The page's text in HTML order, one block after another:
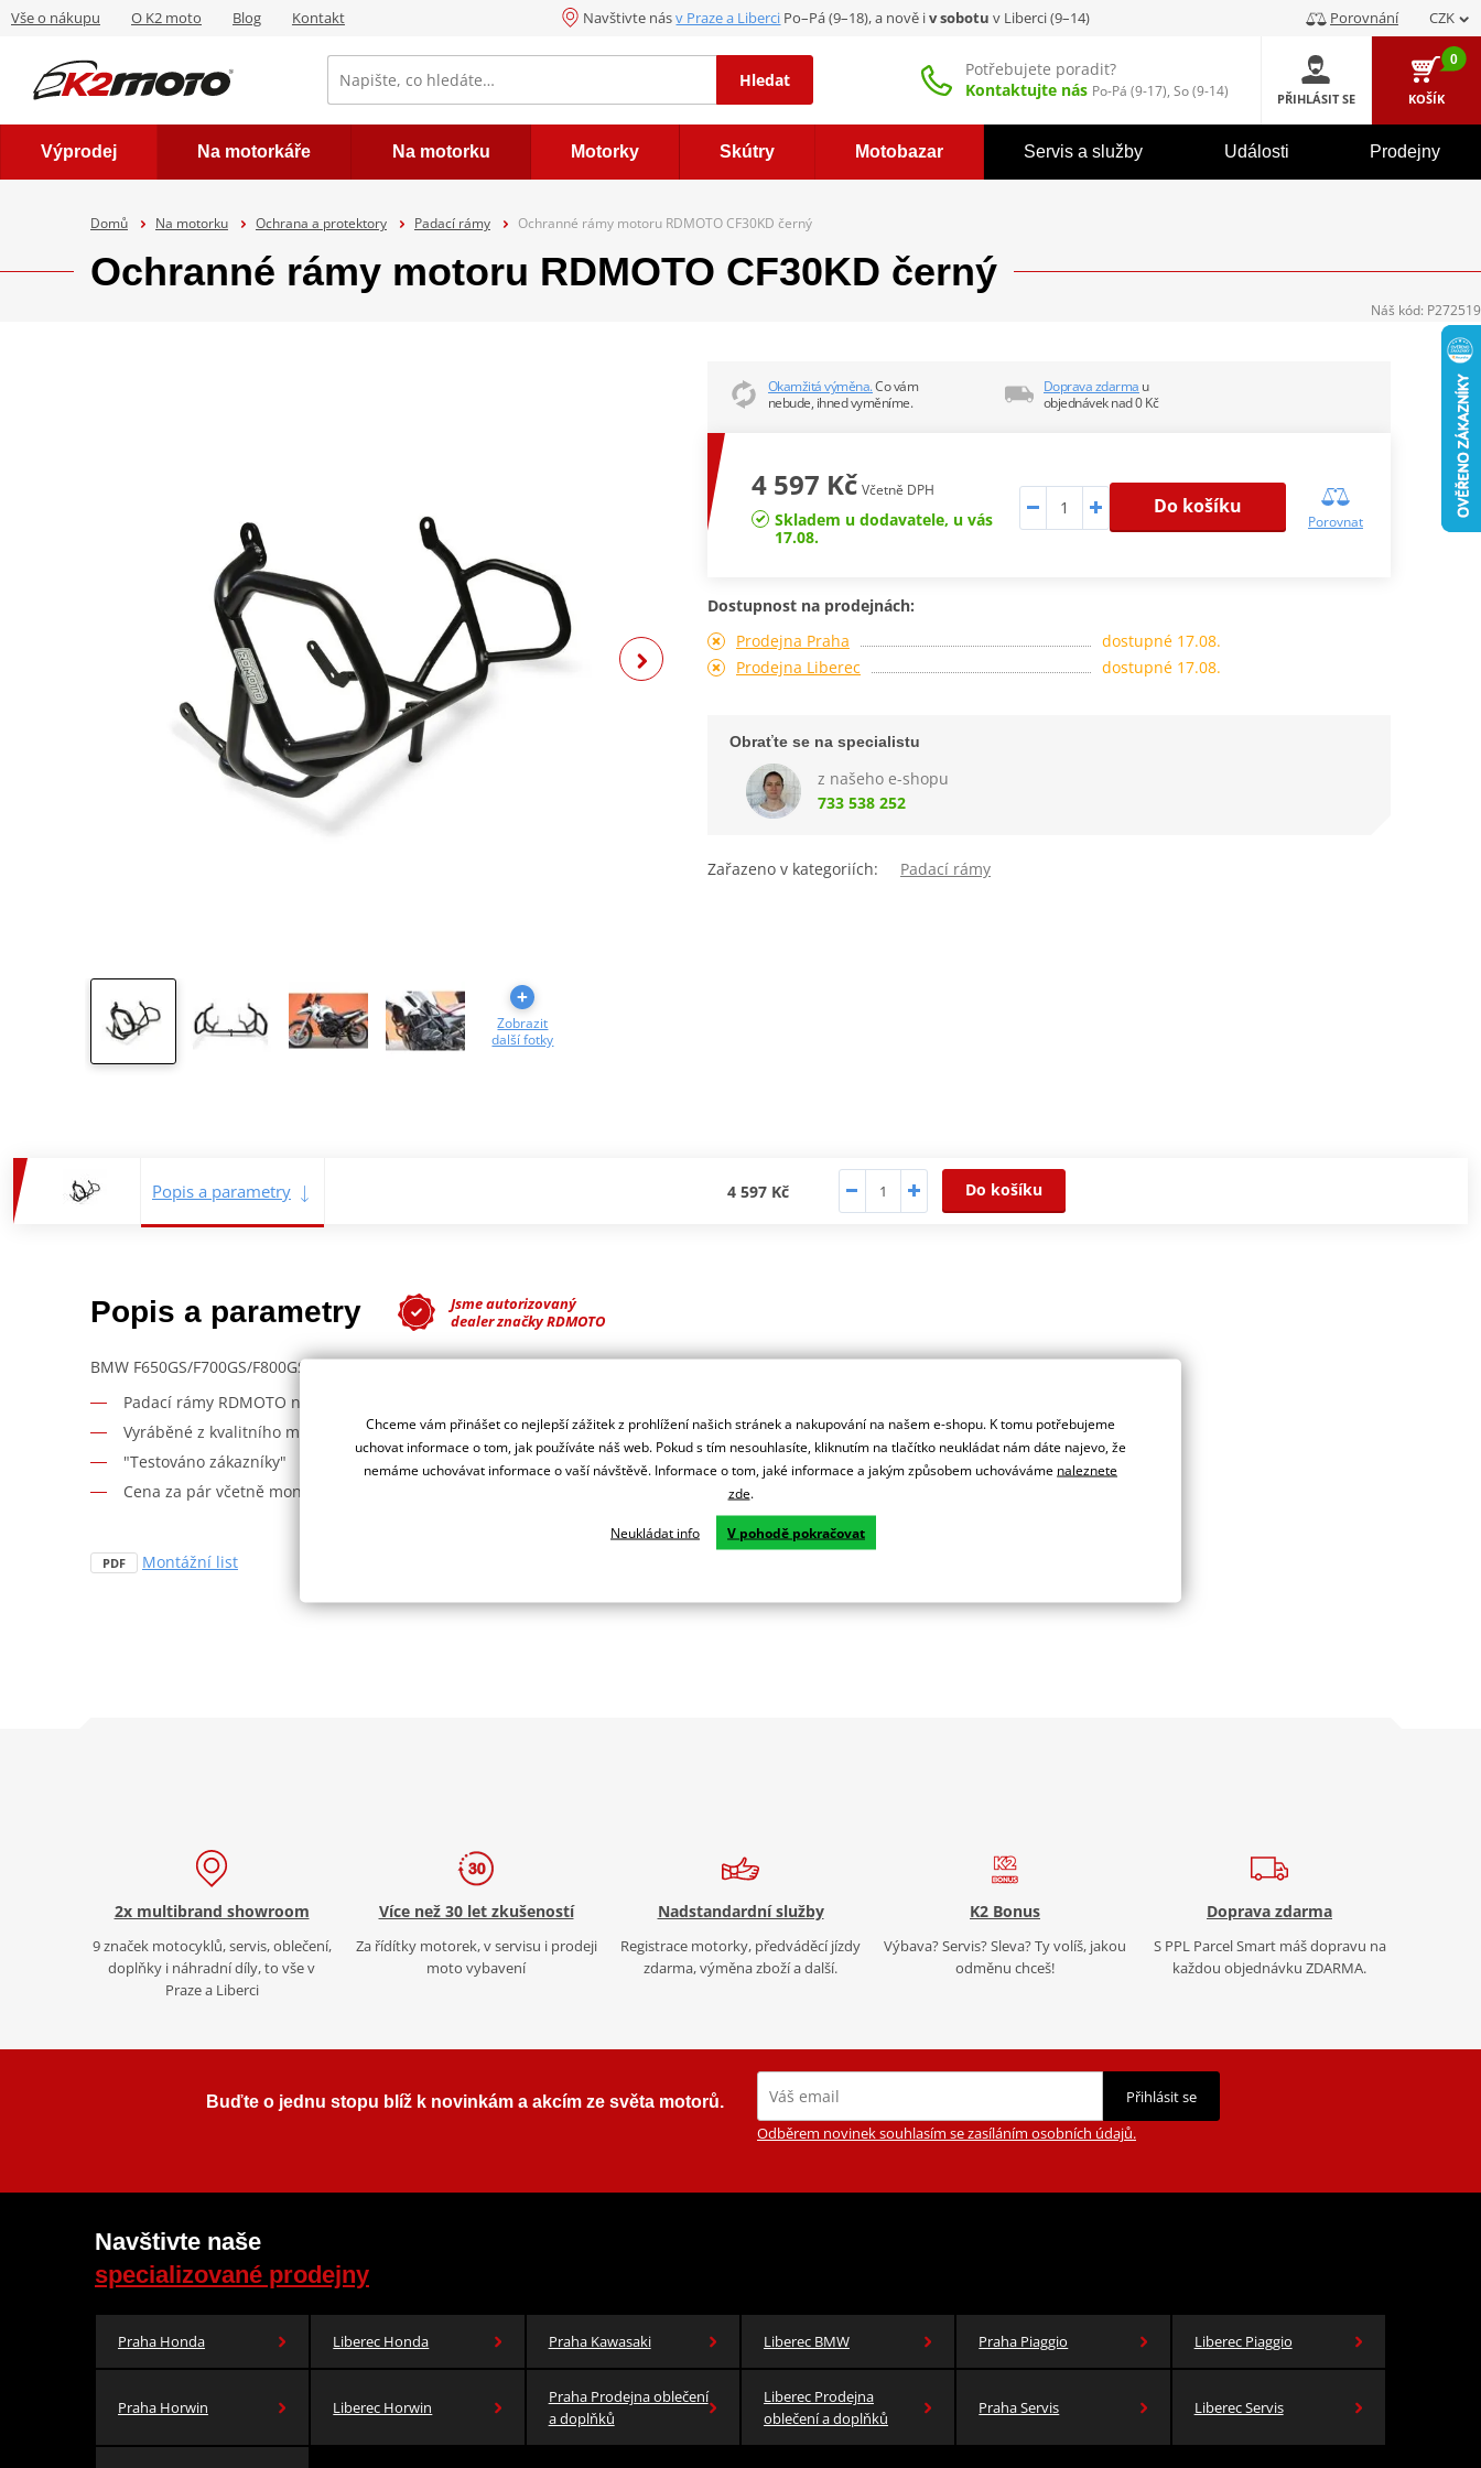
Vše o nákupu O K2 moto Blog Kontakt Navštivte násv Praze a Liberci Po–Pá (9–18), a nově iv sobotu v Liberci (9–14) Porovnání CZK
Hledat
Potřebujete poradit?
Kontaktujte nás Po-Pá (9-17), So (9-14) PŘIHLÁSIT SE
0
KOŠÍK
Výprodej Na motorkáře Na motorku Motorky Skútry Motobazar Servis a služby Události Prodejny
Domů Na motorku Ochrana a protektory Padací rámy Ochranné rámy motoru RDMOTO CF30KD černý
Ochranné rámy motoru RDMOTO CF30KD černý
Zobrazit
další fotky
Okamžitá výměna.Co vám
nebude, ihned vyměníme.
Doprava zdarma u
objednávek nad 0 Kč
4 597 Kč Včetně DPH
Skladem u dodavatele, u vás
17.08.
Do košíku
Porovnat
Dostupnost na prodejnách:
Prodejna Praha
dostupné 17.08.
Prodejna Liberec
dostupné 17.08.
Obraťte se na specialistu
z našeho e-shopu
733 538 252
Zařazeno v kategoriích: Padací rámy
Popis a parametry 4 597 Kč Do košíku
Popis a parametry
Jsme autorizovaný
dealer značky RDMOTO
BMW F650GS/F700GS/F800GS (07-11)
Padací rámy RDMOTO nabízí maximální ochranu Vašeho motocyklu.
Vyráběné z kvalitního materiálu.
"Testováno zákazníky"
Cena za pár včetně montážní sady.
PDF Montážní list
Náš kód: P272519
2x multibrand showroom
9 značek motocyklů, servis, oblečení,
doplňky i náhradní díly, to vše v
Praze a Liberci
Více než 30 let zkušeností
Za řídítky motorek, v servisu i prodeji
moto vybavení
Nadstandardní služby
Registrace motorky, předváděcí jízdy
zdarma, výměna zboží a další.
K2 Bonus
Výbava? Servis? Sleva? Ty volíš, jakou
odměnu chceš!
Doprava zdarma
S PPL Parcel Smart máš dopravu na
každou objednávku ZDARMA.
Buďte o jednu stopu blíž k novinkám a akcím ze světa motorů.
Přihlásit se
Odběrem novinek souhlasím se zasíláním osobních údajů.
Navštivte naše
specializované prodejny
Praha Honda Liberec Honda Praha Kawasaki Liberec BMW Praha Piaggio Liberec Piaggio
Praha Horwin Liberec Horwin
Praha Prodejna oblečení
a doplňků
Liberec Prodejna
oblečení a doplňků
Praha Servis Liberec Servis
Chceme vám přinášet co nejlepší zážitek z prohlížení našich stránek a nakupování na našem e-shopu. K tomu potřebujeme
uchovat informace o tom, jak používáte náš web. Pokud s tím nesouhlasíte, kliknutím na tlačítko neukládat nám dáte najevo, že
nemáme uchovávat informace o vaší návštěvě. Informace o tom, jaké informace a jakým způsobem uchováváme naleznete
zde.
Neukládat info V pohodě pokračovat